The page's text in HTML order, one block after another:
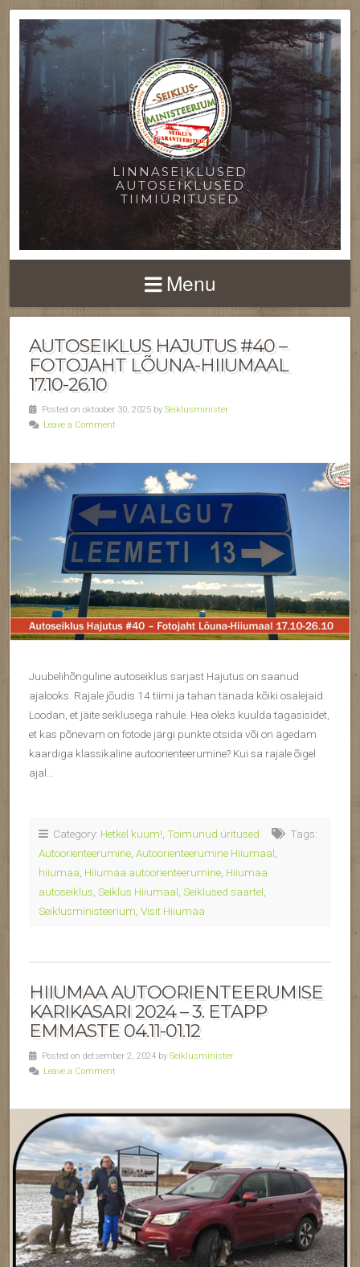
LINNASEIKLUSED
AUTOSEIKLUSED
TIIMIÜRITUSED
Menu
AUTOSEIKLUS HAJUTUS #40 –
FOTOJAHT LÕUNA-HIIUMAAL
17.10-26.10
Posted on oktoober 30, 2025 by Seiklusminister
Leave a Comment
Juubelihõnguline autoseiklus sarjast Hajutus on saanud
ajalooks. Rajale jõudis 14 tiimi ja tahan tänada kõiki osalejaid.
Loodan, et jäite seiklusega rahule. Hea oleks kuulda tagasisidet,
et kas põnevam on fotode järgi punkte otsida või on ägedam
kaardiga klassikaline autoorienteerumine? Kui sa rajale õigel
ajal…
Category: Hetkel kuum! Toimunud üritused
Tags:
Autoorienteerumine Autoorienteerumine Hiiumaal
hiiumaa Hiiumaa autoorienteerumine Hiiumaa
autoseiklus Seiklus Hiiumaal Seiklused saartel
Seiklusministeerium Visit Hiiumaa
HIIUMAA AUTOORIENTEERUMISE
KARIKASARI 2024 – 3. ETAPP
EMMASTE 04.11-01.12
Posted on detsember 2, 2024 by Seiklusminister
Leave a Comment